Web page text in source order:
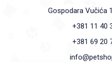
Gospodara Vučića
+381 11 40
+381 69 20